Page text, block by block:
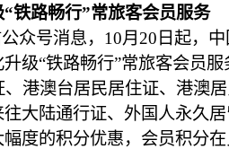
路畅行”常旅客会员服务
号消息，10月20日起，中
级“铁路畅行”常旅客会员服
港澳台居民居住证、港澳
大陆通行证、外国人永久
度的积分优惠，会员积分